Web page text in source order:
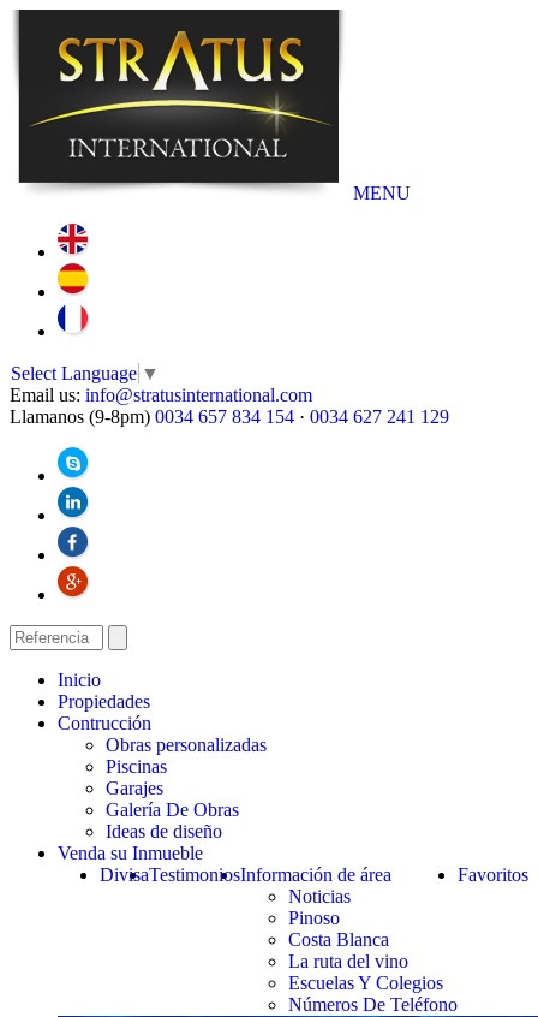
MENU
Select Language ▼
Email us: info@stratusinternational.com
Llamanos (9-8pm) 0034 657 834 154 · 0034 627 241 129
Inicio
Propiedades
Contrucción
Obras personalizadas
Piscinas
Garajes
Galería De Obras
Ideas de diseño
Venda su Inmueble
Favoritos
Información de área
Noticias
Pinoso
Costa Blanca
La ruta del vino
Escuelas Y Colegios
Números De Teléfono
Testimonios
Divisa